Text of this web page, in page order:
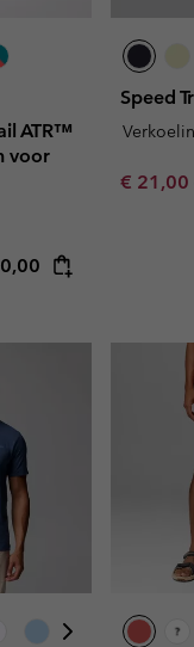
ATR™
voor
price:
Speed
€ 21,00